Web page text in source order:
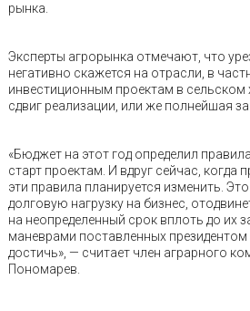
рынка.
Эксперты агрорынка отмечают, что
негативно скажется на отрасли, в
инвестиционным проектам в сельском
сдвиг реализации, или же полнейшая
«Бюджет на этот год определил
старт проектам. И вдруг сейчас, когда
эти правила планируется изменить.
долговую нагрузку на бизнес,
на неопределенный срок вплоть до их
маневрами поставленных
достичь», — считает член аграрного
Пономарев.